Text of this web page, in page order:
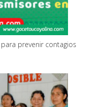
prevenir contagios